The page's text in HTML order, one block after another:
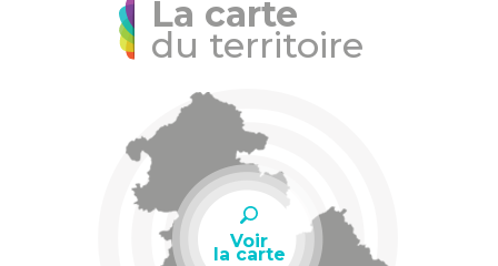
La carte
du territoire
Voir
la carte